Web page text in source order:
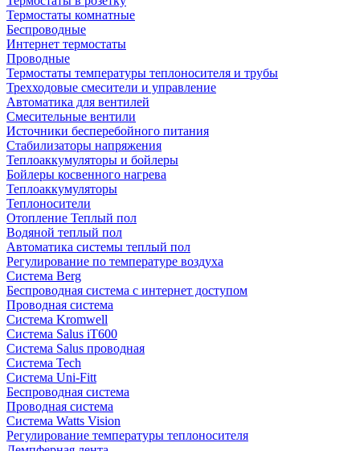
Термостаты комнатные
Беспроводные
Интернет термостаты
Проводные
Термостаты температуры теплоносителя и трубы
Трехходовые смесители и управление
Автоматика для вентилей
Смесительные вентили
Источники бесперебойного питания
Стабилизаторы напряжения
Теплоаккумуляторы и бойлеры
Бойлеры косвенного нагрева
Теплоаккумуляторы
Теплоносители
Отопление Теплый пол
Водяной теплый пол
Автоматика системы теплый пол
Регулирование по температуре воздуха
Система Berg
Беспроводная система с интернет доступом
Проводная система
Система Kromwell
Система Salus iT600
Система Salus проводная
Система Tech
Система Uni-Fitt
Беспроводная система
Проводная система
Система Watts Vision
Регулирование температуры теплоносителя